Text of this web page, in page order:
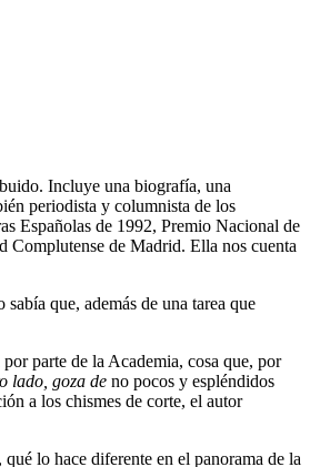
Incluye una biografía, una
periodista y columnista de los
Españolas de 1992, Premio Nacional de
de Madrid. Ella nos cuenta
que, además de una tarea que
parte de la Academia, cosa que, por
lado, goza de no pocos y espléndidos
a los chismes de corte, el autor
lo hace diferente en el panorama de la